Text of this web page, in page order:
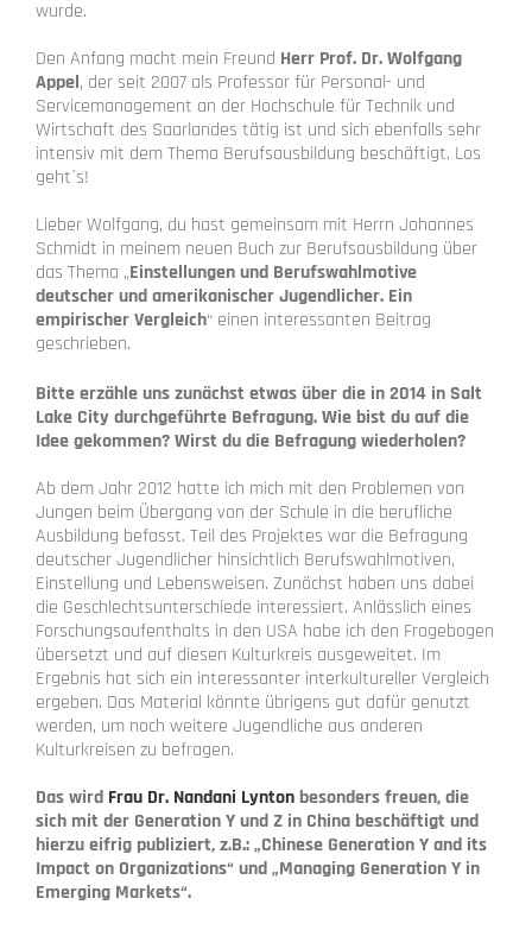
wurde.
Den Anfang macht mein Freund Herr Prof. Dr. Wolfgang
Appel, der seit 2007 als Professor für Personal- und
Servicemanagement an der Hochschule für Technik und
Wirtschaft des Saarlandes tätig ist und sich ebenfalls sehr
intensiv mit dem Thema Berufsausbildung beschäftigt. Los
geht´s!
Lieber Wolfgang, du hast gemeinsam mit Herrn Johannes
Schmidt in meinem neuen Buch zur Berufsausbildung über
das Thema „Einstellungen und Berufswahlmotive
deutscher und amerikanischer Jugendlicher. Ein
empirischer Vergleich“ einen interessanten Beitrag
geschrieben.
Bitte erzähle uns zunächst etwas über die in 2014 in Salt
Lake City durchgeführte Befragung. Wie bist du auf die
Idee gekommen? Wirst du die Befragung wiederholen?
Ab dem Jahr 2012 hatte ich mich mit den Problemen von
Jungen beim Übergang von der Schule in die berufliche
Ausbildung befasst. Teil des Projektes war die Befragung
deutscher Jugendlicher hinsichtlich Berufswahlmotiven,
Einstellung und Lebensweisen. Zunächst haben uns dabei
die Geschlechtsunterschiede interessiert. Anlässlich eines
Forschungsaufenthalts in den USA habe ich den Fragebogen
übersetzt und auf diesen Kulturkreis ausgeweitet. Im
Ergebnis hat sich ein interessanter interkultureller Vergleich
ergeben. Das Material könnte übrigens gut dafür genutzt
werden, um noch weitere Jugendliche aus anderen
Kulturkreisen zu befragen.
Das wird Frau Dr. Nandani Lynton besonders freuen, die
sich mit der Generation Y und Z in China beschäftigt und
hierzu eifrig publiziert, z.B.: „Chinese Generation Y and its
Impact on Organizations“ und „Managing Generation Y in
Emerging Markets“.